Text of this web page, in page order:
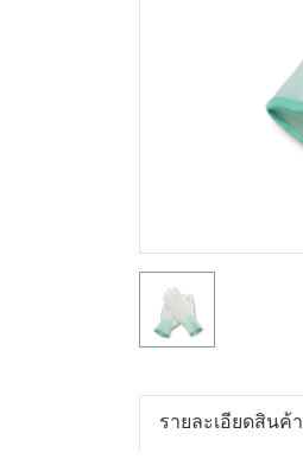
รายละเอียดสินค้า